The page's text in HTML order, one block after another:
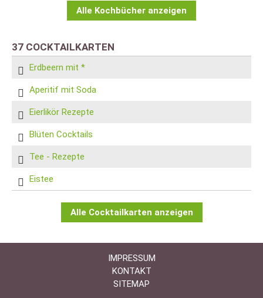
Alle Kochbücher anzeigen
37 COCKTAILKARTEN
Erdbeern mit *
Aperitif mit Soda
Eierlikör Rezepte
Blüten Cocktails
Tee - Rezepte
Eistee
Alle Cocktailkarten anzeigen
IMPRESSUM
KONTAKT
SITEMAP